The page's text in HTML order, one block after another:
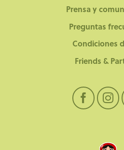
Prensa y
Preguntas
Condiciones
Friends &